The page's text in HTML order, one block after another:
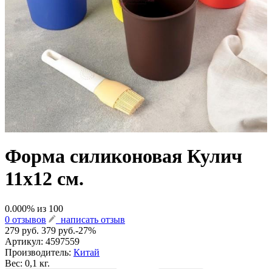
Форма силиконовая Кулич
11х12 см.
0.000% из 100
0 отзывов
написать отзыв
279 руб. 379 руб.-27%
Артикул: 4597559
Производитель: Китай
Вес: 0,1 кг.